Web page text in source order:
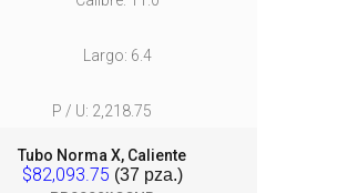
Largo: 6.4
P / U: 2,218.75
Tubo Norma X, Caliente
$82,093.75 (37 pza.)